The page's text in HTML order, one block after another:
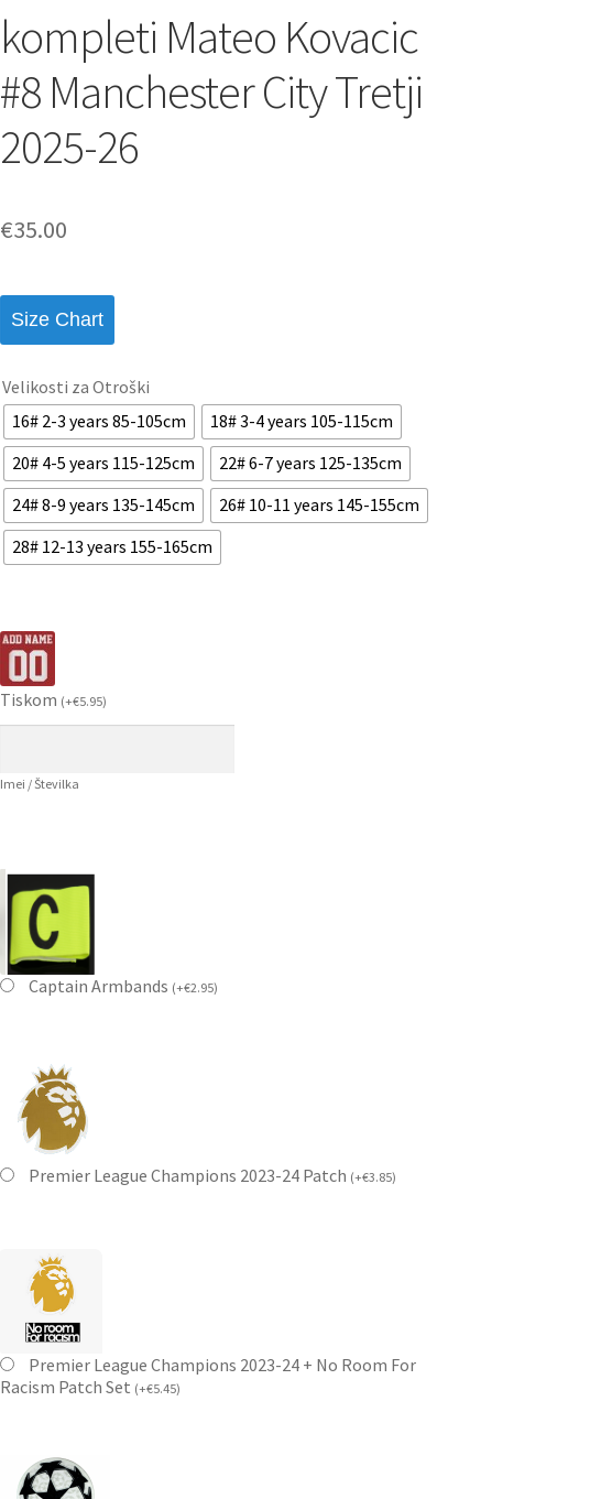
kompleti Mateo Kovacic
#8 Manchester City Tretji
2025-26
€35.00
Size Chart
Velikosti za Otroški
16# 2-3 years 85-105cm
18# 3-4 years 105-115cm
20# 4-5 years 115-125cm
22# 6-7 years 125-135cm
24# 8-9 years 135-145cm
26# 10-11 years 145-155cm
28# 12-13 years 155-165cm
Tiskom (+€5.95)
Imei / Številka
Captain Armbands (+€2.95)
Premier League Champions 2023-24 Patch (+€3.85)
Premier League Champions 2023-24 + No Room For
Racism Patch Set (+€5.45)